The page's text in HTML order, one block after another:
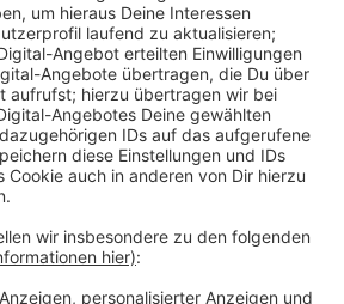
Trend erleben die Haushalte, in
Personen leben. Ihre Zahl sank
um rund 27 Prozent auf 35.000.